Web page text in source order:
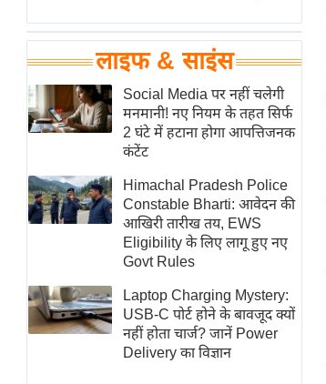
घरेलू नुस्खे
पर्यटन स्थल
फिटनेस मंत्रा
रिलेशनशिप
राजनीति
विश्लेषण
समसामयिक
मातृभूमि
एम.
आर.
आई.
लाइफ & साइंस
Social Media पर नहीं चलेगी
मनमानी! नए नियम के तहत सिर्फ
2 घंटे में हटाना होगा आपत्तिजनक
कंटेंट
Himachal Pradesh Police
Constable Bharti: आवेदन की
आखिरी तारीख तय, EWS
Eligibility के लिए लागू हुए नए
Govt Rules
Laptop Charging Mystery:
USB-C पोर्ट होने के बावजूद क्यों
नहीं होता चार्ज? जानें Power
Delivery का विज्ञान